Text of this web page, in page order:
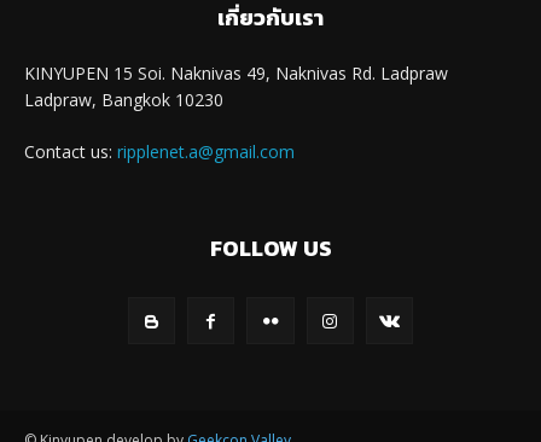
เกี่ยวกับเรา
KINYUPEN 15 Soi. Naknivas 49, Naknivas Rd. Ladpraw
Ladpraw, Bangkok 10230
Contact us: ripplenet.a@gmail.com
FOLLOW US